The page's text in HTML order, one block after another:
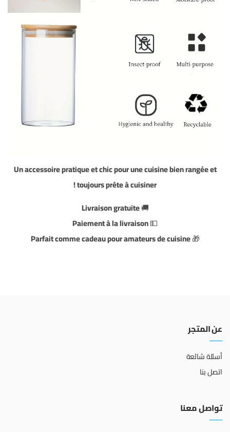
Un accessoire pratique et chic pour une cuisine bien rangée et
toujours prête à cuisiner !
🚚
Livraison gratuite
💵
Paiement à la livraison
🎁
Parfait comme cadeau pour amateurs de cuisine
عن المتجر
أسئلة شائعة
اتصل بنا
تواصل معنا